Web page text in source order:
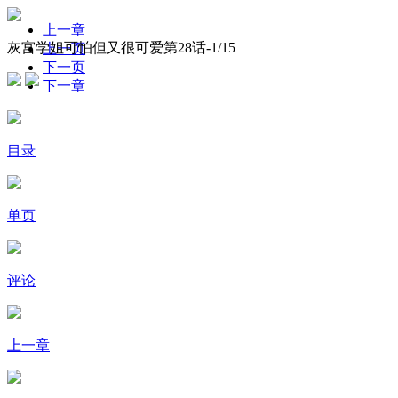
灰宫学姐可怕但又很可爱第28话-1/15
上一章
上一页
下一页
下一章
目录
单页
评论
上一章